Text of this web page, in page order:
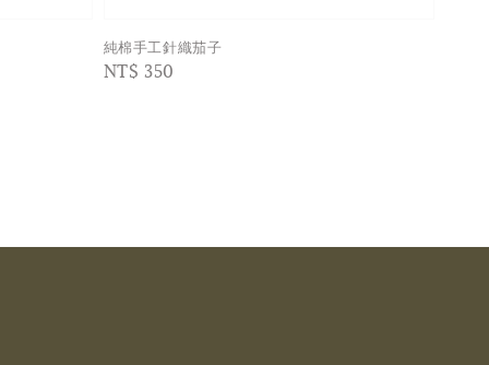
純棉手工針織茄子
Regular
NT$ 350